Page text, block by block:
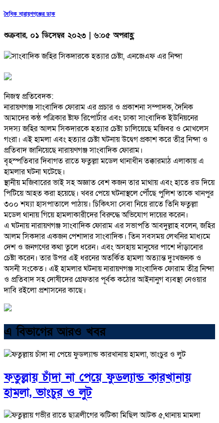
দৈনিক নারায়ণগঞ্জের ডাক
শুক্রবার, ০১ ডিসেম্বর ২০২৩ | ৬:০৫ অপরাহ্ণ
নিজস্ব প্রতিবেদক:
নারায়ণগঞ্জ সাংবাদিক ফোরাম এর প্রচার ও প্রকাশনা সম্পাদক, দৈনিক
আমাদের কন্ঠ পত্রিকার ষ্টাফ রিপোর্টার এবং ঢাকা সাংবাদিক ইউনিয়নের
সদস্য জহির আলম সিকদারকে হত্যার চেষ্টা চালিয়েছে মজিবর ও মোখলেস
গংরা। এই হামলা এবং হত্যার চেষ্টা ঘটনায় উদ্বেগ প্রকাশ করে তীব্র নিন্দা ও
প্রতিবাদ জানিয়েছে নারায়ণগঞ্জ সাংবাদিক ফোরাম।
বৃহস্পতিবার দিবাগত রাতে ফতুল্লা মডেল থানাধীন তক্কারমাঠ এলাকায় এ
হামলার ঘটনা ঘটেছে।
স্থানীয় মজিবারের ভাই সহ অজ্ঞাত বেশ কজন তার মাথায় এবং হাতে রড দিয়ে
পিটিয়ে আহত করা হয়েছে। খবর পেয়ে ঘটনাস্থলে পৌঁছে পুলিশ তাকে খানপুর
৩০০ শয্যা হাসপাতালে পাঠায়। চিকিৎসা সেবা নিয়ে রাতে তিনি ফতুল্লা
মডেল থানায় গিয়ে হামলাকারীদের বিরুদ্ধে অভিযোগ দায়ের করেন।
এ ঘটনায় নারায়ণগঞ্জ সাংবাদিক ফোরাম এর সভাপতি আবদুল্লাহ বলেন, জহির
আলম সিকদার একজন পেশাদার সাংবাদিক। তিন সবসময় লেখনির মাধ্যমে
দেশ ও জনগণের কথা তুলে ধরেন। এবং অসহায় মানুষের পাশে দাঁড়ানোর
চেষ্টা করেন। তার উপর এই ধরনের অতর্কিত হামলা অত্যান্ত দুঃখজনক ও
অসনী সংকেত।‌ এই হামলার ঘটনায় নারায়ণগঞ্জ সাংবাদিক ফোরাম তীব্র নিন্দা
ও প্রতিবাদ সহ দোষীদের গ্রেফতার পূর্বক কঠোর আইনানুগ ব্যবস্থা নেওয়ার
দাবি রইলো প্রশাসনের কাছে।
এ বিভাগের আরও খবর
ফতুল্লায় চাঁদা না পেয়ে ফুডল্যান্ড কারখানায়
হামলা, ভাংচুর ও লুট